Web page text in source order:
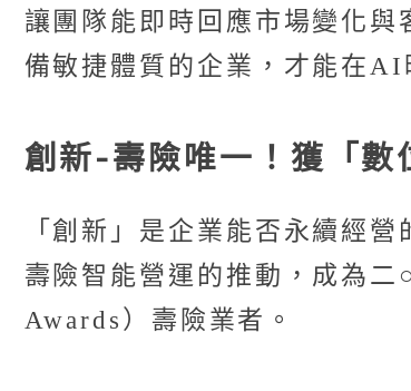
讓團隊能即時回應市場變化
備敏捷體質的企業，才能在AI
創新-壽險唯一！獲「
「創新」是企業能否永續經
壽險智能營運的推動，成為
Awards）壽險業者。